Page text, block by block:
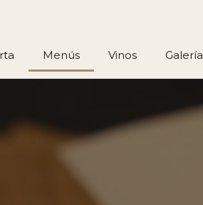
Menús Vinos Galería